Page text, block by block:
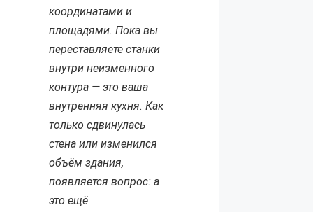
координатами и
площадями. Пока вы
переставляете станки
внутри неизменного
контура — это ваша
внутренняя кухня. Как
только сдвинулась
стена или изменился
объём здания,
появляется вопрос: а
это ещё